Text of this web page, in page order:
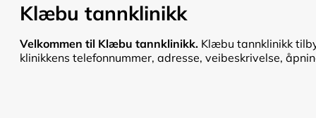
Klæbu tannklinikk
Velkommen til Klæbu tannklinikk. Klæbu tannklinikk
klinikkens telefonnummer, adresse, veibeskrivelse,